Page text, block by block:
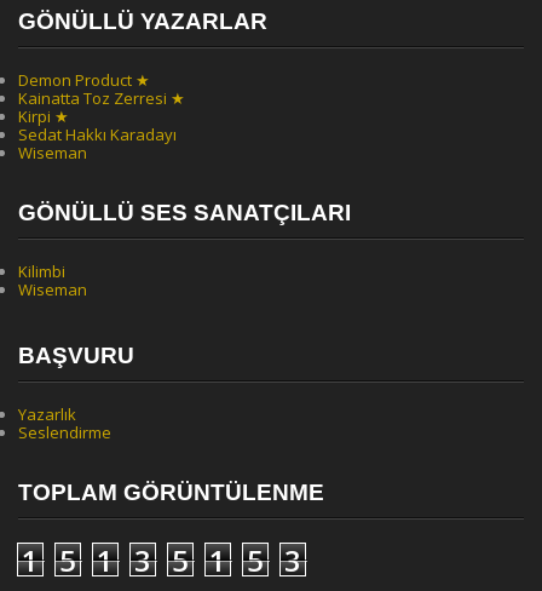
GÖNÜLLÜ YAZARLAR
Demon Product ★
Kainatta Toz Zerresi ★
Kirpi ★
Sedat Hakkı Karadayı
Wiseman
GÖNÜLLÜ SES SANATÇILARI
Kilimbi
Wiseman
BAŞVURU
Yazarlık
Seslendirme
TOPLAM GÖRÜNTÜLENME
1 5 1 3 5 1 5 3